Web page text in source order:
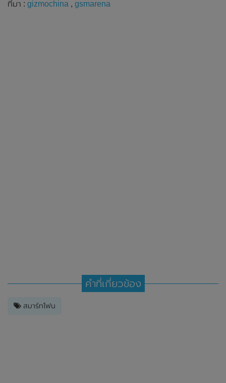
ที่มา : gizmochina , gsmarena
คำที่เกี่ยวข้อง
สมาร์ทโฟน